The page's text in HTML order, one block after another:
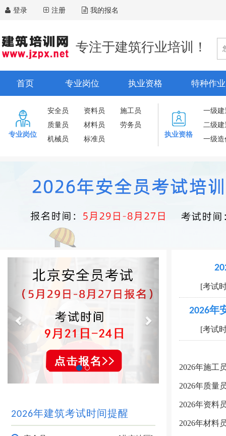
登录 注册 我的报名
专注于建筑行业培训！
首页 专业岗位 执业资格 特种作业
专业岗位
安全员 资料员
施工员
质量员
材料员
劳务员
机械员
标准员
执业资格
一级
二级
一级
2026年建筑考试时间提醒
[考试
2026年
[考试
2026年施工
2026年质量
2026年资料
2026年材料